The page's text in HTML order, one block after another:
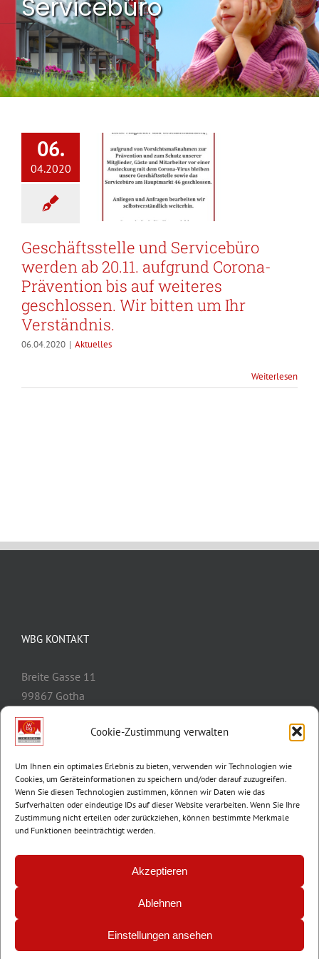
Cookie-Zustimmung verwalten
Um Ihnen ein optimales Erlebnis zu bieten, verwenden wir Technologien wie
Cookies, um Geräteinformationen zu speichern und/oder darauf zuzugreifen.
Wenn Sie diesen Technologien zustimmen, können wir Daten wie das
Surfverhalten oder eindeutige IDs auf dieser Website verarbeiten. Wenn Sie Ihre
Zustimmung nicht erteilen oder zurückziehen, können bestimmte Merkmale
und Funktionen beeinträchtigt werden.
Akzeptieren
Ablehnen
Einstellungen ansehen
Servicebüro
06.
04.2020
Geschäftsstelle und Servicebüro
werden ab 20.11. aufgrund Corona-
Prävention bis auf weiteres
geschlossen. Wir bitten um Ihr
Verständnis.
06.04.2020 | Aktuelles
Weiterlesen
WBG KONTAKT
Breite Gasse 11
99867 Gotha
Telefon:
E-Mail:
info@wbg-gotha.de
Impressum|Datenschutz